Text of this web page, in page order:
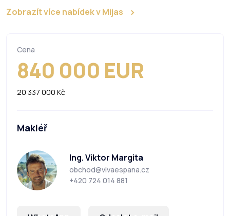
Zobrazít více nabídek v Mijas
Cena
840 000 EUR
20 337 000 Kč
Makléř
Ing. Viktor Margita
obchod@vivaespana.cz
+420 724 014 881